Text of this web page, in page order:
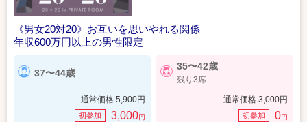
《男女20対20》お互いを思いやれる関係
年収600万円以上の男性限定
37〜44歳
通常価格 5,900円
初参加 3,000円
35〜42歳
残り3席
通常価格 3,000円
初参加 0円